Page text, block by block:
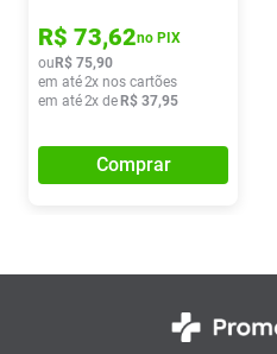
R$ 73,62no PIX
ou R$ 75,90
em até2x nos cartões
em até2x de R$ 37,95
Comprar